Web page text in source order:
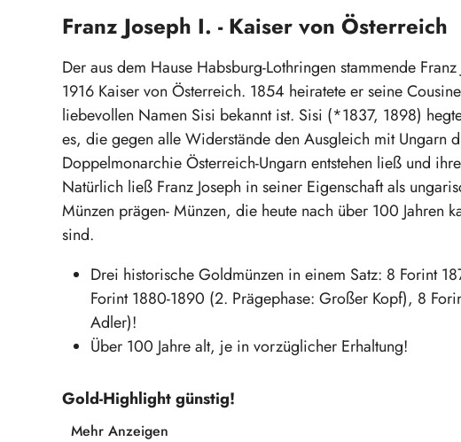
Franz Joseph I. - Kaiser von Österreich
Der aus dem Hause Habsburg-Lothringen stammende
1916 Kaiser von Österreich. 1854 heiratete er seine
liebevollen Namen Sisi bekannt ist. Sisi (*1837, 1898)
es, die gegen alle Widerstände den Ausgleich mit Ungarn
Doppelmonarchie Österreich-Ungarn entstehen ließ und
Natürlich ließ Franz Joseph in seiner Eigenschaft als
Münzen prägen- Münzen, die heute nach über 100 Jahren
sind.
Drei historische Goldmünzen in einem Satz: 8 Forint
Forint 1880-1890 (2. Prägephase: Großer Kopf), 8
Adler)!
Über 100 Jahre alt, je in vorzüglicher Erhaltung!
Gold-Highlight günstig!
Mehr Anzeigen